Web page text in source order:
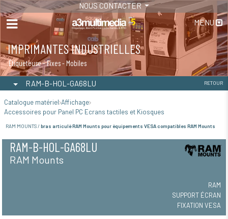
NOUS CONTACTER
MENU
IMPRIMANTES INDUSTRIELLES
Étiqueteuse - Fixes - Mobiles
RAM-B-HOL-GA68LU RETOUR
Catalogue matériel Affichage
Accessoires pour Panel PC Ecrans tactiles et Kiosques
RAM MOUNTS / bras articulé RAM Mounts pour équipements VESA compatibles RAM Mounts
RAM-B-HOL-GA68LU
RAM Mounts
RAM
SUPPORT ÉCRAN
FIXATION VESA